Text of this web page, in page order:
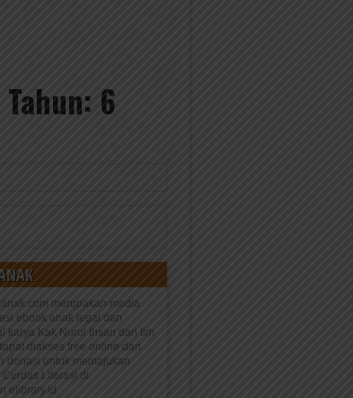
6
merupakan media
ebook anak legal dan
karya Kak Nurul Ihsan dan tim
diakses free online dan
donasi untuk memajukan
Literasi di
elibrary.id.